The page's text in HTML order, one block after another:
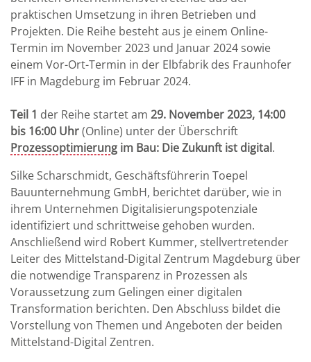
praktischen Umsetzung in ihren Betrieben und
Projekten. Die Reihe besteht aus je einem Online-
Termin im November 2023 und Januar 2024 sowie
einem Vor-Ort-Termin in der Elbfabrik des Fraunhofer
IFF in Magdeburg im Februar 2024.
Teil 1 der Reihe startet am 29. November 2023, 14:00
bis 16:00 Uhr(Online) unter der Überschrift
Prozessoptimierung im Bau: Die Zukunft ist digital.
Silke Scharschmidt, Geschäftsführerin Toepel
Bauunternehmung GmbH, berichtet darüber, wie in
ihrem Unternehmen Digitalisierungspotenziale
identifiziert und schrittweise gehoben wurden.
Anschließend wird Robert Kummer, stellvertretender
Leiter des Mittelstand-Digital Zentrum Magdeburg über
die notwendige Transparenz in Prozessen als
Voraussetzung zum Gelingen einer digitalen
Transformation berichten. Den Abschluss bildet die
Vorstellung von Themen und Angeboten der beiden
Mittelstand-Digital Zentren.